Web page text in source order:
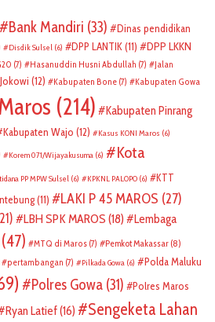
Bank Mandiri (33)
Dinas pendidikan
Disdik Sulsel (6) DPP LANTIK(11)
DPP LKKN
(7) Hasanuddin Husni Abdullah (7)
Jalan
(12) Kabupaten Bone (7) Kabupaten Gowa
(214)
Kabupaten Pinrang
Kabupaten Wajo (12) Kasus KONI Maros (6)
Korem 071/Wijayakusuma (6)
Kota
PP MPW Sulsel (6) KPKNL PALOPO (6)
KTT
(11) LAKI P 45 MAROS (27)
LBH SPK MAROS (18)
Lembaga
(47) MTQ di Maros (7) Pemkot Makassar (8)
pertambangan (7) Pilkada Gowa (6)
Polda Maluku
Polres Gowa (31)
Polres Maros
Ryan Latief(16)
Sengeketa Lahan